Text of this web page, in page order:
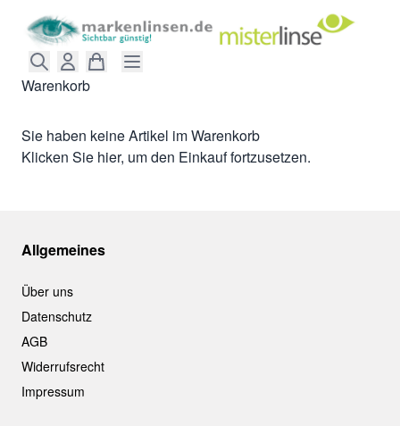
Warenkorb
Sie haben keine Artikel im Warenkorb
Klicken Sie hier, um den Einkauf fortzusetzen.
Allgemeines
Über uns
Datenschutz
AGB
Widerrufsrecht
Impressum